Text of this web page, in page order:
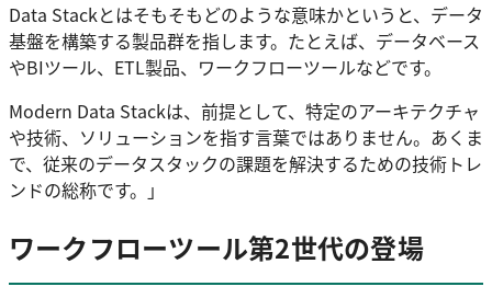
Data Stackとはそもそもどのような意味かというと、データ
基盤を構築する製品群を指します。たとえば、データベース
やBIツール、ETL製品、ワークフローツールなどです。
Modern Data Stackは、前提として、特定のアーキテクチャ
や技術、ソリューションを指す言葉ではありません。あくま
で、従来のデータスタックの課題を解決するための技術トレ
ンドの総称です。」
ワークフローツール第2世代の登場